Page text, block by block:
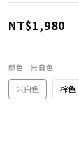
NT$1,980
顏色 : 米白色
米白色 棕色